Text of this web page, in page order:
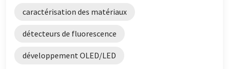
caractérisation des matériaux
détecteurs de fluorescence
développement OLED/LED